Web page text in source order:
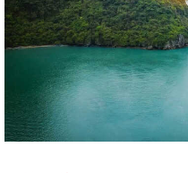
Thông báo tìm chủ sở hữu hợp
Kỳ họp thứ 3 HĐND đặc khu
Học viện Chính trị Công an
khu Cát Hải